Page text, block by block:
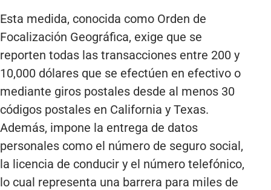
Esta medida, conocida como Orden de
Focalización Geográfica, exige que se
reporten todas las transacciones entre 200 y
10,000 dólares que se efectúen en efectivo o
mediante giros postales desde al menos 30
códigos postales en California y Texas.
Además, impone la entrega de datos
personales como el número de seguro social,
la licencia de conducir y el número telefónico,
lo cual representa una barrera para miles de